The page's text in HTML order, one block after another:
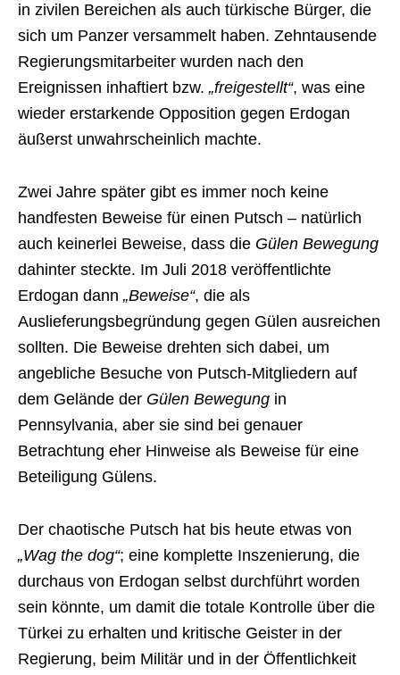
in zivilen Bereichen als auch türkische Bürger, die
sich um Panzer versammelt haben. Zehntausende
Regierungsmitarbeiter wurden nach den
Ereignissen inhaftiert bzw. „freigestellt“, was eine
wieder erstarkende Opposition gegen Erdogan
äußerst unwahrscheinlich machte.
Zwei Jahre später gibt es immer noch keine
handfesten Beweise für einen Putsch – natürlich
auch keinerlei Beweise, dass die Gülen Bewegung
dahinter steckte. Im Juli 2018 veröffentlichte
Erdogan dann „Beweise“, die als
Auslieferungsbegründung gegen Gülen ausreichen
sollten. Die Beweise drehten sich dabei, um
angebliche Besuche von Putsch-Mitgliedern auf
dem Gelände der Gülen Bewegung in
Pennsylvania, aber sie sind bei genauer
Betrachtung eher Hinweise als Beweise für eine
Beteiligung Gülens.
Der chaotische Putsch hat bis heute etwas von
„Wag the dog“; eine komplette Inszenierung, die
durchaus von Erdogan selbst durchführt worden
sein könnte, um damit die totale Kontrolle über die
Türkei zu erhalten und kritische Geister in der
Regierung, beim Militär und in der Öffentlichkeit